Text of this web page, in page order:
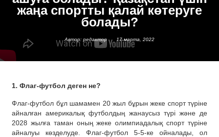
жаңа спортты қалай көтеруге
болады?
Автор: редактор 17 марта, 2022
1. Флаг-футбол деген не?
Флаг-футбол бұл шамамен 20 жыл бұрын жеке спорт түріне
айналған америкалық футболдың жанаусыз түрі және де
2028 жылға таман оның жеке олимпиадалық спорт түріне
айналуы көзделуде. Флаг-футбол 5-5-ке ойналады, ол